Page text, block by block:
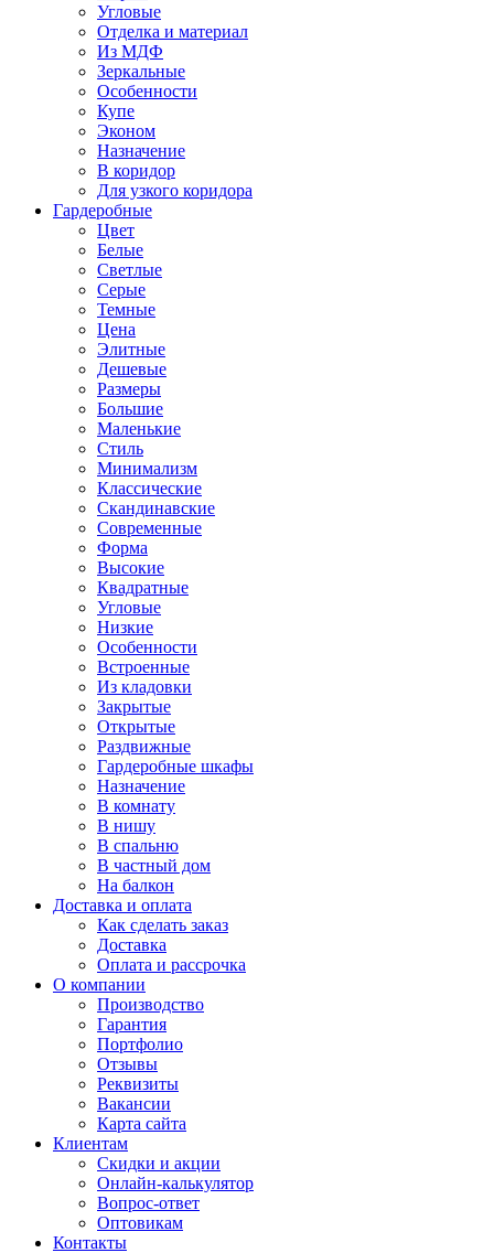
Угловые
Отделка и материал
Из МДФ
Зеркальные
Особенности
Купе
Эконом
Назначение
В коридор
Для узкого коридора
Гардеробные
Цвет
Белые
Светлые
Серые
Темные
Цена
Элитные
Дешевые
Размеры
Большие
Маленькие
Стиль
Минимализм
Классические
Скандинавские
Современные
Форма
Высокие
Квадратные
Угловые
Низкие
Особенности
Встроенные
Из кладовки
Закрытые
Открытые
Раздвижные
Гардеробные шкафы
Назначение
В комнату
В нишу
В спальню
В частный дом
На балкон
Доставка и оплата
Как сделать заказ
Доставка
Оплата и рассрочка
О компании
Производство
Гарантия
Портфолио
Отзывы
Реквизиты
Вакансии
Карта сайта
Клиентам
Скидки и акции
Онлайн-калькулятор
Вопрос-ответ
Оптовикам
Контакты